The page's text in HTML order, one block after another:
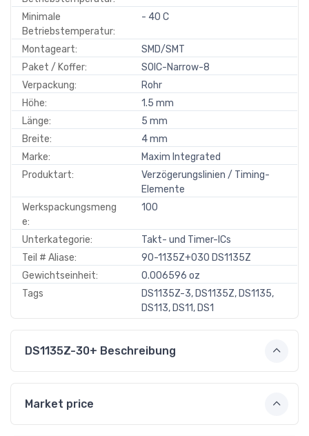
Minimale
Betriebstemperatur:
- 40 C
Montageart:
SMD/SMT
Paket / Koffer:
SOIC-Narrow-8
Verpackung:
Rohr
Höhe:
1.5 mm
Länge:
5 mm
Breite:
4 mm
Marke:
Maxim Integrated
Produktart:
Verzögerungslinien / Timing-
Elemente
Werkspackungsmeng
e:
100
Unterkategorie:
Takt- und Timer-ICs
Teil # Aliase:
90-1135Z+030 DS1135Z
Gewichtseinheit:
0.006596 oz
Tags
DS1135Z-3, DS1135Z, DS1135,
DS113, DS11, DS1
DS1135Z-30+ Beschreibung
Market price